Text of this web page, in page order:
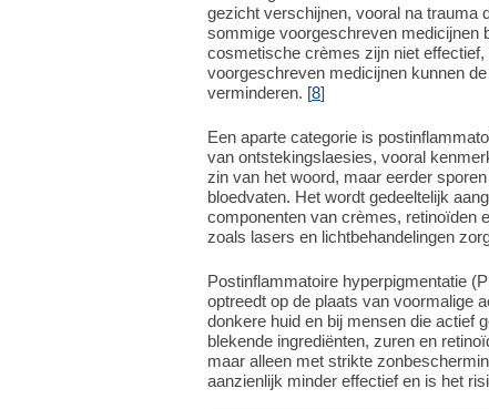
gezicht verschijnen, vooral na trauma
sommige voorgeschreven medicijnen
cosmetische crèmes zijn niet
voorgeschreven medicijnen kunnen
verminderen. [8]
Een aparte categorie is
van ontstekingslaesies, vooral
zin van het woord, maar eerder
bloedvaten. Het wordt gedeeltelijk
componenten van crèmes, retinoïden
zoals lasers en lichtbehandelingen
Postinflammatoire hyperpigmentatie
optreedt op de plaats van voormalige
donkere huid en bij mensen die actief
blekende ingrediënten, zuren en
maar alleen met strikte
aanzienlijk minder effectief en is het